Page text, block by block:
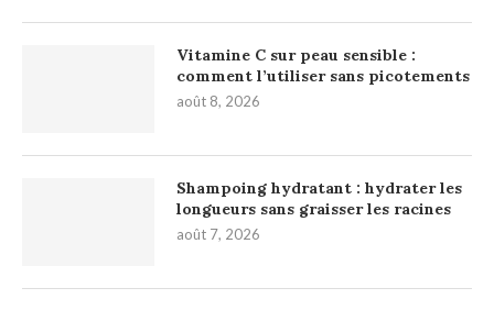
Vitamine C sur peau sensible :
comment l’utiliser sans picotements
août 8, 2026
Shampoing hydratant : hydrater les
longueurs sans graisser les racines
août 7, 2026